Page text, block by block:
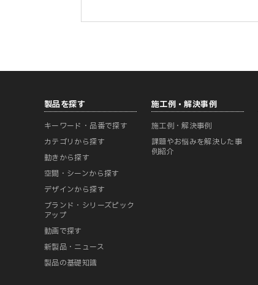
製品を探す
キーワード・品番で探す
カテゴリから探す
動きから探す
空間・シーンから探す
デザインから探す
ブランド・シリーズピック
アップ
動画で探す
新製品・ニュース
製品の基礎知識
施工例・解決事例
施工例・解決事例
課題やお悩みを解決した事
例紹介